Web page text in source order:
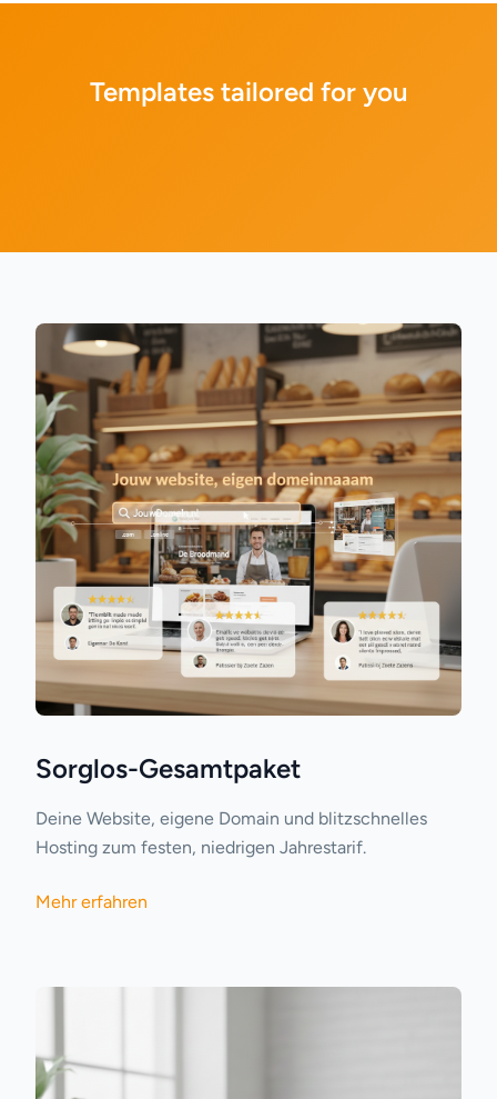
Templates tailored for you
Sorglos-Gesamtpaket
Deine Website, eigene Domain und blitzschnelles
Hosting zum festen, niedrigen Jahrestarif.
Mehr erfahren